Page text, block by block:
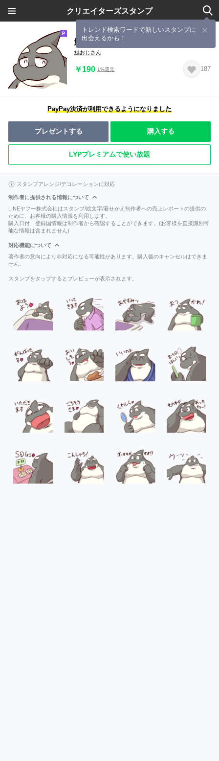
クリエイターズスタンプ
トレンド検索ワードで新しいスタンプに
出会えるかも！
鯱おじさん【修正版】
鯱おじさん
￥190 1%還元 187
PayPay決済が利用できるようになりました
プレゼントする 購入する
LYPプレミアムで使い放題
スタンプアレンジ/デコレーションに対応
制作者に提供される情報について
LINEヤフー株式会社はスタンプ/絵文字/着せかえ制作者への売上レポートの提供の
ために、お客様の購入情報を利用します。
購入日付、登録国情報は制作者から確認することができます。(お客様を直接識別可
能な情報は含まれません)
対応機能について
著作者の意向により非対応になる可能性があります。購入後のキャンセルはできま
せん。
スタンプをタップするとプレビューが表示されます。